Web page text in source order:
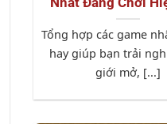
Nhất Đáng Chơi
Tổng hợp các game
hay giúp bạn trải
giới mở, [...]